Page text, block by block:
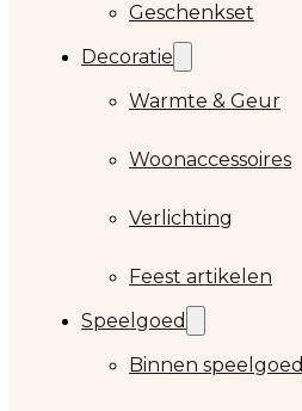
Geschenkset
Decoratie
Warmte & Geur
Woonaccessoires
Verlichting
Feest artikelen
Speelgoed
Binnen speelgoed